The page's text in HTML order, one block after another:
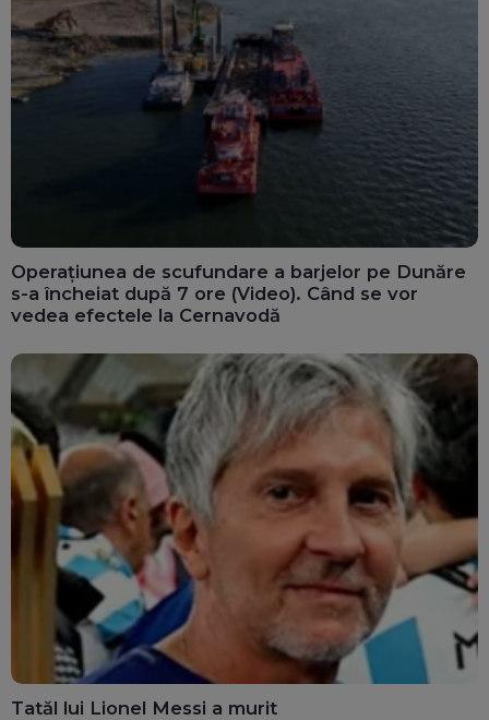
Operațiunea de scufundare a barjelor pe Dunăre
s-a încheiat după 7 ore (Video). Când se vor
vedea efectele la Cernavodă
Tatăl lui Lionel Messi a murit